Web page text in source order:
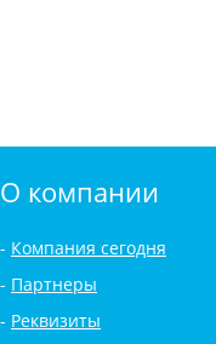
О компании
Компания сегодня
Партнеры
Реквизиты